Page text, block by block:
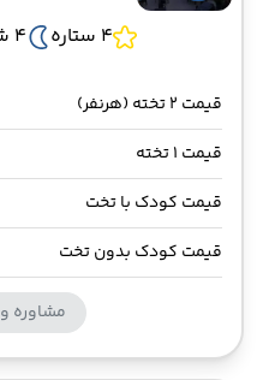
4 ستاره
4 شب
قیمت 2 تخته (هرنفر)
قیمت 1 تخته
قیمت کودک با تخت
قیمت کودک بدون تخت
مشاوره و